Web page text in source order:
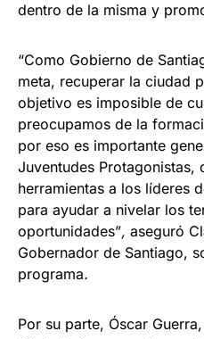
dentro de la misma y
“Como Gobierno de
meta, recuperar la ciudad
objetivo es imposible de
preocupamos de la
por eso es importante
Juventudes Protagonistas,
herramientas a los líderes
para ayudar a nivelar los
oportunidades”, aseguró
Gobernador de Santiago,
programa.
Por su parte, Óscar